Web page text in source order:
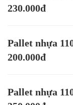
Pallet
Pallet